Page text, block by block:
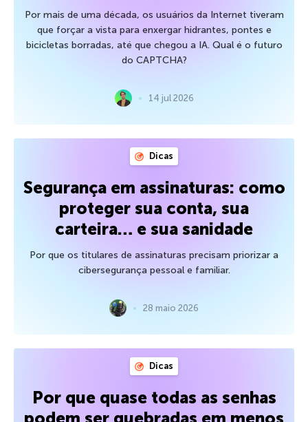
Por mais de uma década, os usuários da Internet tiveram
que forçar a vista para enxergar hidrantes, pontes e
bicicletas borradas, até que chegou a IA. Qual é o futuro
do CAPTCHA?
14 jul 2026
Dicas
Segurança em assinaturas: como
proteger sua conta, sua
carteira… e sua sanidade
Por que os titulares de assinaturas precisam priorizar a
cibersegurança pessoal e familiar.
28 maio 2026
Dicas
Por que quase todas as senhas